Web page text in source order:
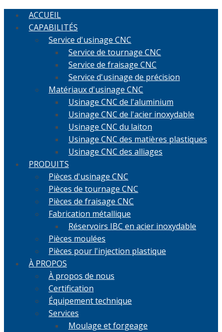
ACCUEIL
CAPABILITÉS
Service d'usinage CNC
Service de tournage CNC
Service de fraisage CNC
Service d'usinage de précision
Matériaux d'usinage CNC
Usinage CNC de l'aluminium
Usinage CNC de l'acier inoxydable
Usinage CNC du laiton
Usinage CNC des matières plastiques
Usinage CNC des alliages
PRODUITS
Pièces d'usinage CNC
Pièces de tournage CNC
Pièces de fraisage CNC
Fabrication métallique
Réservoirs IBC en acier inoxydable
Pièces moulées
Pièces pour l'injection plastique
À PROPOS
À propos de nous
Certification
Équipement technique
Services
Moulage et forgeage